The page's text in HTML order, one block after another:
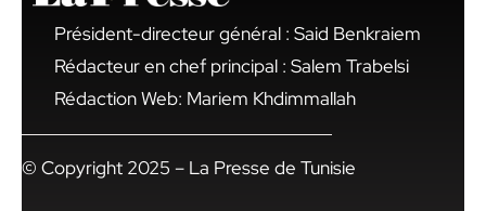
Président-directeur général : Said Benkraiem
Rédacteur en chef principal : Salem Trabelsi
Rédaction Web: Mariem Khdimmallah
© Copyright 2025 – La Presse de Tunisie